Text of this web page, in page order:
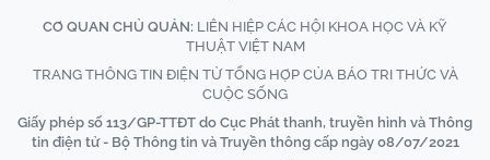
CƠ QUAN CHỦ QUẢN: LIÊN HIỆP CÁC HỘI KHOA HỌC VÀ KỸ
THUẬT VIỆT NAM
TRANG THÔNG TIN ĐIỆN TỬ TỔNG HỢP CỦA BÁO TRI THỨC VÀ
CUỘC SỐNG
Giấy phép số 113/GP-TTĐT do Cục Phát thanh, truyền hình và Thông
tin điện tử - Bộ Thông tin và Truyền thông cấp ngày 08/07/2021